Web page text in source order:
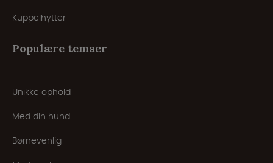
Kuppelhytter
Populære temaer
Unikke ophold
Med din hund
Børnevenlig